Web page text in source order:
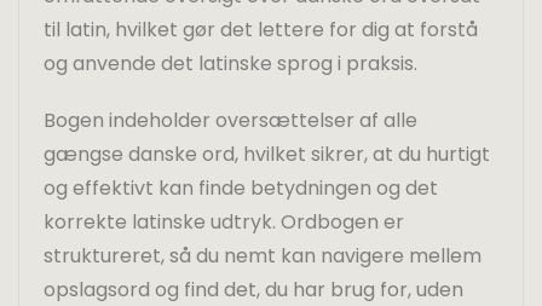
til latin, hvilket gør det lettere for dig at forstå
og anvende det latinske sprog i praksis.
Bogen indeholder oversættelser af alle
gængse danske ord, hvilket sikrer, at du hurtigt
og effektivt kan finde betydningen og det
korrekte latinske udtryk. Ordbogen er
struktureret, så du nemt kan navigere mellem
opslagsord og find det, du har brug for, uden